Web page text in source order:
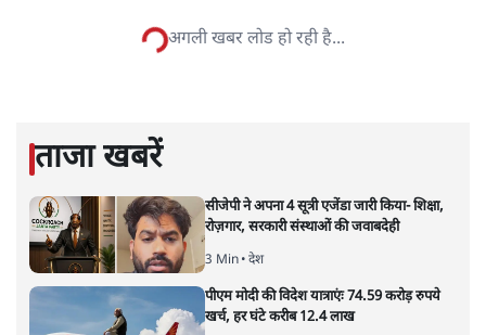
लेखक ने पूर्वोत्तर, पश्चिम बंगाल, सिक्किम, नेपाल और भूटान से
प्रभाकर मणि तिवारीकी और स्टोरी पढ़ें